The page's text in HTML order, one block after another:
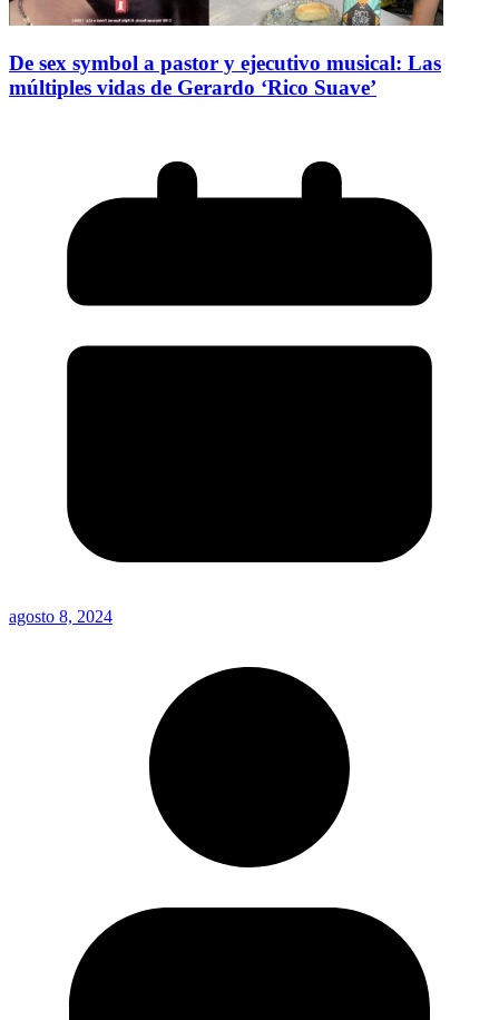
De sex symbol a pastor y ejecutivo musical: Las
múltiples vidas de Gerardo ‘Rico Suave’
agosto 8, 2024